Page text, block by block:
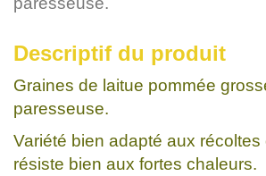
Descriptif du produit
Graines de laitue pommée
paresseuse.
Variété bien adapté aux récoltes
résiste bien aux fortes chaleurs.